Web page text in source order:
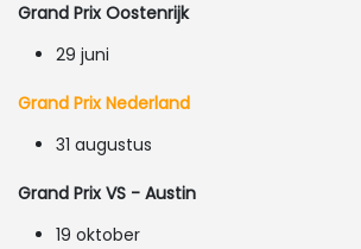
Grand Prix Oostenrijk
29 juni
Grand Prix Nederland
31 augustus
Grand Prix VS - Austin
19 oktober